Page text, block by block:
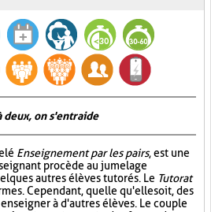
deux, on s'entraide
Enseignement par les pairs, est une
procède au jumelage
autres élèves tutorés. Le Tutorat
Cependant, quelle qu'elle soit, des
à d'autres élèves. Le couple